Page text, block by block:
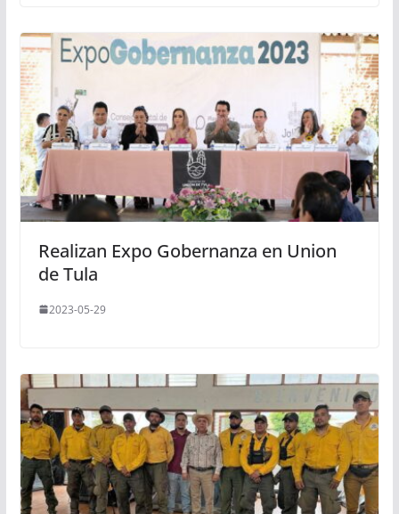
Realizan Expo Gobernanza en Union
de Tula
2023-05-29